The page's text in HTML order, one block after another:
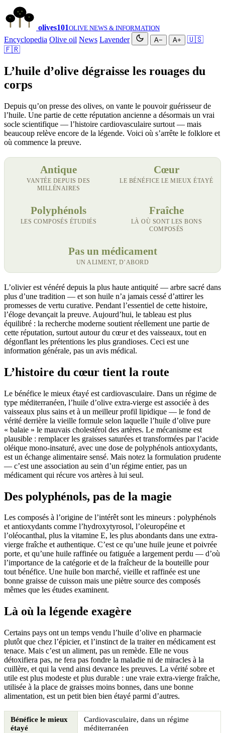
olives101OLIVE NEWS & INFORMATION
Encyclopedia Olive oil News Lavender A− A+
🇺🇸
🇫🇷
L’huile d’olive dégraisse les rouages du
corps
Depuis qu’on presse des olives, on vante le pouvoir guérisseur de
l’huile. Une partie de cette réputation ancienne a désormais un vrai
socle scientifique — l’histoire cardiovasculaire surtout — mais
beaucoup relève encore de la légende. Voici où s’arrête le folklore et
où commence la preuve.
Antique
VANTÉE DEPUIS DES
MILLÉNAIRES
Cœur
LE BÉNÉFICE LE MIEUX ÉTAYÉ
Polyphénols
LES COMPOSÉS ÉTUDIÉS
Fraîche
LÀ OÙ SONT LES BONS
COMPOSÉS
Pas un médicament
UN ALIMENT, D’ABORD
L’olivier est vénéré depuis la plus haute antiquité — arbre sacré dans
plus d’une tradition — et son huile n’a jamais cessé d’attirer les
promesses de vertu curative. Pendant l’essentiel de cette histoire,
l’éloge devançait la preuve. Aujourd’hui, le tableau est plus
équilibré : la recherche moderne soutient réellement une partie de
cette réputation, surtout autour du cœur et des vaisseaux, tout en
dégonflant les prétentions les plus grandioses. Ceci est une
information générale, pas un avis médical.
L’histoire du cœur tient la route
Le bénéfice le mieux étayé est cardiovasculaire. Dans un régime de
type méditerranéen, l’huile d’olive extra-vierge est associée à des
vaisseaux plus sains et à un meilleur profil lipidique — le fond de
vérité derrière la vieille formule selon laquelle l’huile d’olive pure
« balaie » le mauvais cholestérol des artères. Le mécanisme est
plausible : remplacer les graisses saturées et transformées par l’acide
oléique mono-insaturé, avec une dose de polyphénols antioxydants,
est un échange alimentaire sensé. Mais notez la formulation prudente
— c’est une association au sein d’un régime entier, pas un
médicament qui récure vos artères à lui seul.
Des polyphénols, pas de la magie
Les composés à l’origine de l’intérêt sont les mineurs : polyphénols
et antioxydants comme l’hydroxytyrosol, l’oleuropéine et
l’oléocanthal, plus la vitamine E, les plus abondants dans une extra-
vierge fraîche et authentique. C’est ce qu’une huile jeune et poivrée
porte, et qu’une huile raffinée ou fatiguée a largement perdu — d’où
l’importance de la catégorie et de la fraîcheur de la bouteille pour
tout bénéfice. Une huile bon marché, vieille et raffinée est une
bonne graisse de cuisson mais une piètre source des composés
mêmes que les études examinent.
Là où la légende exagère
Certains pays ont un temps vendu l’huile d’olive en pharmacie
plutôt que chez l’épicier, et l’instinct de la traiter en médicament est
tenace. Mais c’est un aliment, pas un remède. Elle ne vous
détoxifiera pas, ne fera pas fondre la maladie ni de miracles à la
cuillère, et qui la vend ainsi devance les preuves. La vérité sobre et
utile est plus modeste et plus durable : une vraie extra-vierge fraîche,
utilisée à la place de graisses moins bonnes, dans une bonne
alimentation, est un petit bien bien étayé parmi d’autres.
Bénéfice le mieux
étayé
Cardiovasculaire, dans un régime
méditerranéen